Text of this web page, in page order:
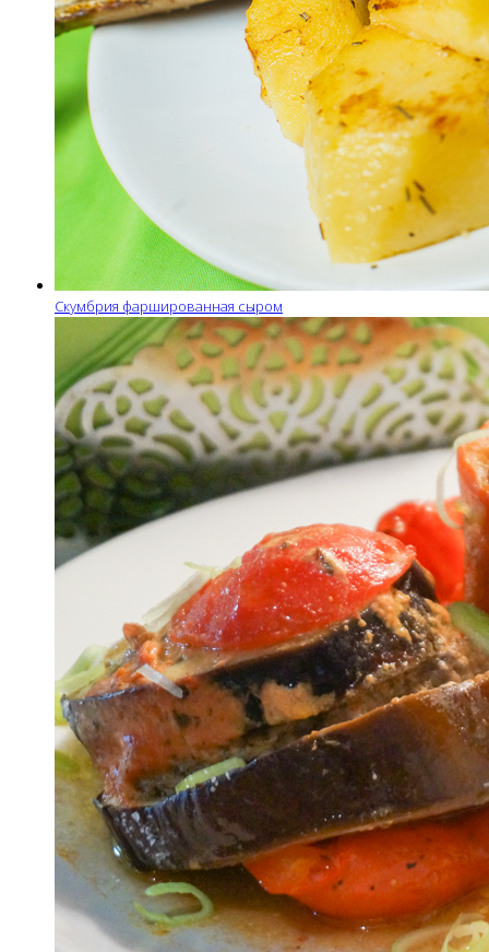
Скумбрия фаршированная сыром